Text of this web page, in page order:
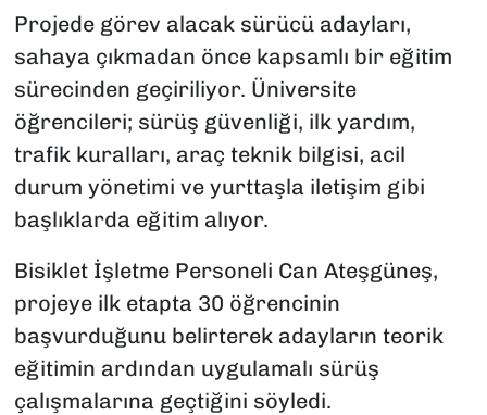
Projede görev alacak sürücü adayları,
sahaya çıkmadan önce kapsamlı bir eğitim
sürecinden geçiriliyor. Üniversite
öğrencileri; sürüş güvenliği, ilk yardım,
trafik kuralları, araç teknik bilgisi, acil
durum yönetimi ve yurttaşla iletişim gibi
başlıklarda eğitim alıyor.
Bisiklet İşletme Personeli Can Ateşgüneş,
projeye ilk etapta 30 öğrencinin
başvurduğunu belirterek adayların teorik
eğitimin ardından uygulamalı sürüş
çalışmalarına geçtiğini söyledi.